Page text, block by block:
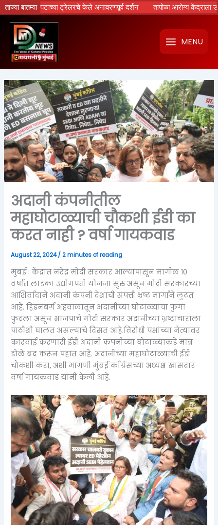
ताज्या बातम्या
चित्रपटाच्या ट्रेलरचे केले अनावरणपूर्व दर्शन तापोळा आरोग्य केंद्राला
Skip
to
content
MENU
अदानी कंपनीतील
महाघोटाळ्याची चौकशी ईडी का
करत नाही ? वर्षा गायकवाड
August 22, 2024/2 minutes of reading
मुंबई : केंद्रात नरेंद्र मोदी सरकार आल्यापासून मागील १०
वर्षात लाडका उद्योगपती योजना सुरु असून मोदी सरकारच्या
आशिर्वादाने अदानी कंपनी देशाची संपत्ती भ्रष्ट मार्गाने लुटत
आहे. हिंडनबर्ग अहवालातून अदानीच्या घोटाळ्याचा फुगा
फुटला असून भाजपाचे मोदी सरकार अदानीच्या भ्रष्टाचाराला
पाठीशी घालत असल्याचे दिसत आहे.विरोधी पक्षांच्या नेत्यांवर
कारवाई करणारी ईडी अदानी कंपनीच्या घोटाळ्याकडे मात्र
डोळे बंद करून पहात आहे. अदानीच्या महाघोटाळ्याची ईडी
चौकशी करा, अशी मागणी मुंबई काँग्रेसच्या अध्यक्ष खासदार
वर्षा गायकवाड यांनी केली आहे.